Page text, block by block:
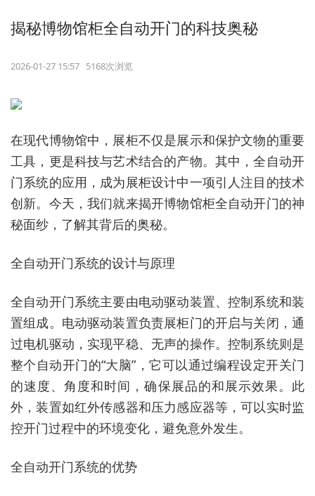
揭秘博物馆柜全自动开门的科技奥秘
2026-01-27 15:57 5168次浏览
在现代博物馆中，展柜不仅是展示和保护文物的重要
工具，更是科技与艺术结合的产物。其中，全自动开
门系统的应用，成为展柜设计中一项引人注目的技术
创新。今天，我们就来揭开博物馆柜全自动开门的神
秘面纱，了解其背后的奥秘。
全自动开门系统的设计与原理
全自动开门系统主要由电动驱动装置、控制系统和装
置组成。电动驱动装置负责展柜门的开启与关闭，通
过电机驱动，实现平稳、无声的操作。控制系统则是
整个自动开门的“大脑”，它可以通过编程设定开关门
的速度、角度和时间，确保展品的和展示效果。此
外，装置如红外传感器和压力感应器等，可以实时监
控开门过程中的环境变化，避免意外发生。
全自动开门系统的优势